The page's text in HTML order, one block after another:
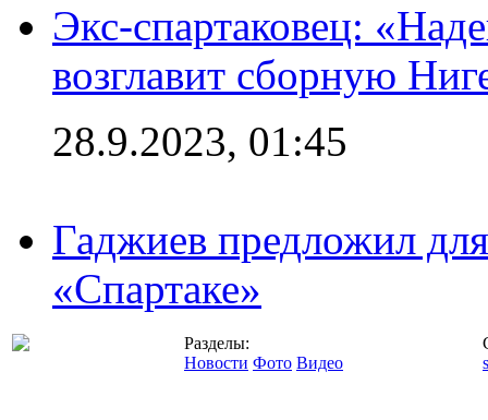
Экс-спартаковец:
возглавит сборную
28.9.2023, 01:45
Гаджиев предложил
«Спартаке»
Разделы:
Новости Фото Видео